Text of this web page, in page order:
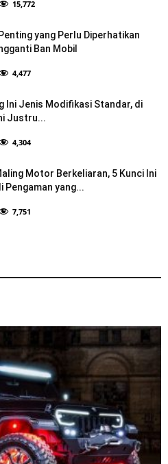
15,772
yang Perlu Diperhatikan
Ban Mobil
4,477
Ini Jenis Modifikasi Standar, di
Justru...
4,304
Motor Berkeliaran, 5 Kunci Ini
Pengaman yang...
7,751